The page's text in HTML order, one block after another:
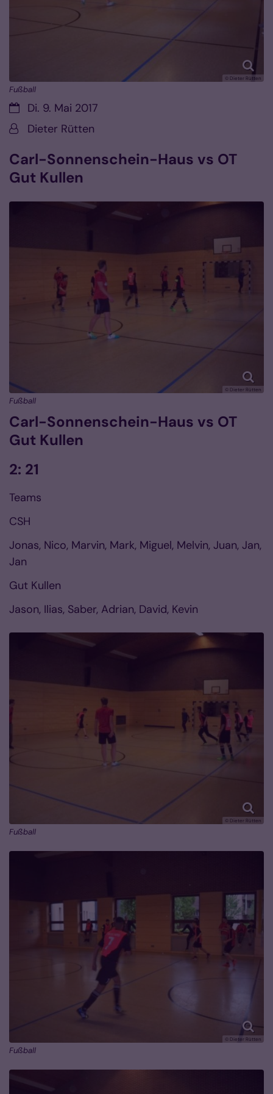
© Dieter Rütten
Fußball
Datum:Di. 9. Mai 2017
Von:Dieter Rütten
Carl-Sonnenschein-Haus vs OT
Gut Kullen
© Dieter Rütten
Fußball
Carl-Sonnenschein-Haus vs OT
Gut Kullen
2: 21
Teams
CSH
Jonas, Nico, Marvin, Mark, Miguel, Melvin, Juan, Jan,
Jan
Gut Kullen
Jason, Ilias, Saber, Adrian, David, Kevin
© Dieter Rütten
Fußball
© Dieter Rütten
Fußball